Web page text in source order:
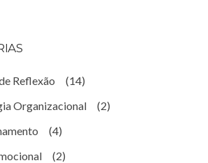
Reflexão
(14)
Organizacional
(2)
(4)
(2)